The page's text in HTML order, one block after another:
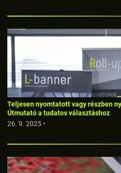
Teljesen nyomtatott vagy részben
Útmutató a tudatos választáshoz
26. 9. 2025 •